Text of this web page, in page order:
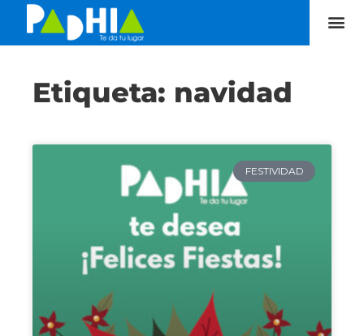
Etiqueta: navidad
FESTIVIDAD